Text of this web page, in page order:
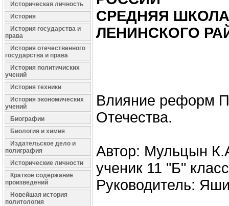
Историческая личность
История
История государства и
права
История отечественного
государства и права
История политичиских
учений
История техники
История экономических
учений
Биографии
Биология и химия
Издательское дело и
полиграфия
Исторические личности
Краткое содержание
произведений
Новейшая история
политология
СРЕДНЯЯ
ЛЕНИНСКОГО
Влияние реформ
Отечества.
Автор: Мульцын
ученик 11 "Б"
Руководитель: